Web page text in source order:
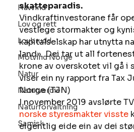
Havvind
Lov og rett
Lovbrudd
Motvind Norge
Natur
Naturverdier
Naturforvaltning
Samisk
skatteparadis.
Vindkraftinvestorane får
vestlege stormakter og
kapitalselskap har utnytta
land». Dei tar ut all
krone av overskotet vil gå i
viser ein ny rapport fra Tax
Norge (TJN)
I november 2019 avslørte
norske styresmakter visste
eigentlig eide ein av dei